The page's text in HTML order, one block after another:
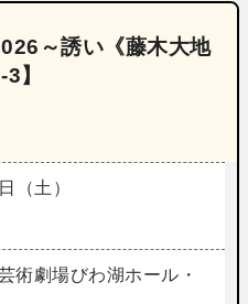
～誘い《藤木大地
】
（土）
術劇場びわ湖ホール・